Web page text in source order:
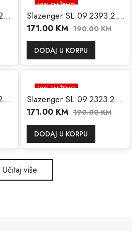
Slazenger SL.09.2396.2.01
10% SNIŽENO
Slazenger SL.09.2393.2.01
171.00 KM 190.00KM
DODAJ U KORPU
Slazenger SL.09.2398.2.03
10% SNIŽENO
Slazenger SL.09.2323.2.03
171.00 KM 190.00KM
DODAJ U KORPU
Učitaj više